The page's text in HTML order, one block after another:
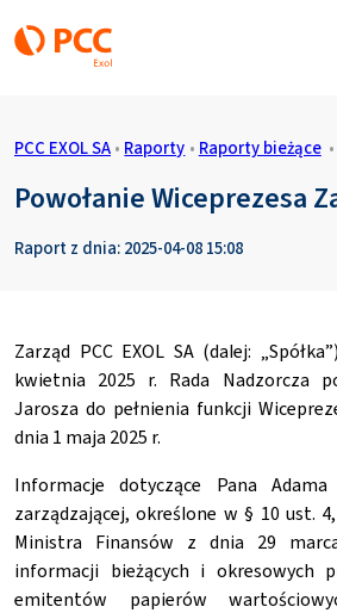
PCC EXOL SA • Raporty • Raporty bieżące •
Powołanie Wiceprezesa
Raport z dnia: 2025-04-08 15:08
Zarząd PCC EXOL SA (dalej:
kwietnia 2025 r. Rada Nadzorcza
Jarosza do pełnienia funkcji
dnia 1 maja 2025 r.
Informacje dotyczące Pana
zarządzającej, określone w § 10 ust.
Ministra Finansów z dnia 29
informacji bieżących i okresowych
emitentów papierów